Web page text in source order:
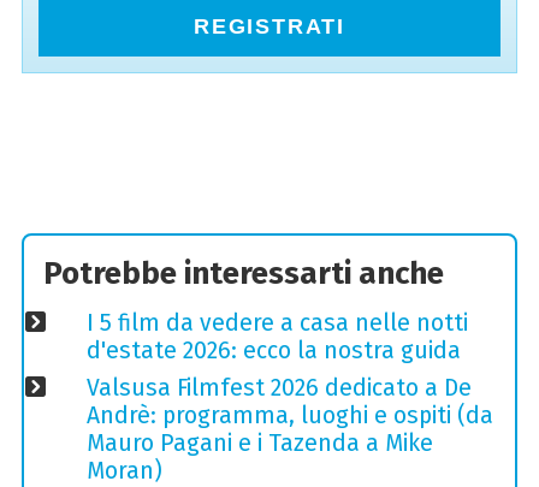
REGISTRATI
Potrebbe interessarti anche
I 5 film da vedere a casa nelle notti
d'estate 2026: ecco la nostra guida
Valsusa Filmfest 2026 dedicato a De
Andrè: programma, luoghi e ospiti (da
Mauro Pagani e i Tazenda a Mike
Moran)